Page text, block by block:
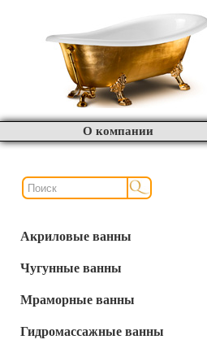
О компании
Акриловые ванны
Чугунные ванны
Мраморные ванны
Гидромассажные ванны